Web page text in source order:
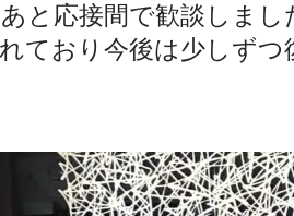
と応接間で歓談しま
ており今後は少しず